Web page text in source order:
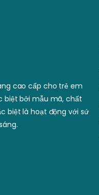
cao cấp cho trẻ em
biệt bởi mẫu mã, chất
biệt là hoạt động với sứ